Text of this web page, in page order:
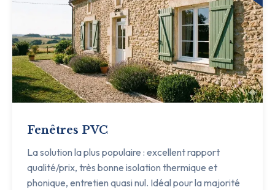
Fenêtres PVC
La solution la plus populaire : excellent rapport
qualité/prix, très bonne isolation thermique et
phonique, entretien quasi nul. Idéal pour la majorité